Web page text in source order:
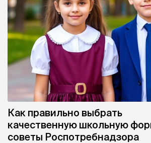
Как правильно выбрать
качественную школьную
советы Роспотребнадзора